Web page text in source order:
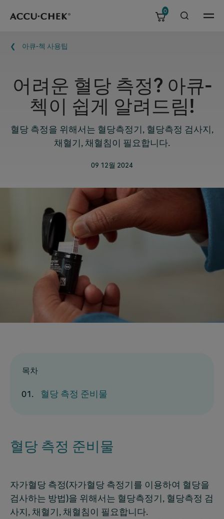
Skip navigation Menu
0
이동 경로
아큐-첵 사용팁
어려운 혈당 측정? 아큐-
첵이 쉽게 알려드림!
혈당 측정을 위해서는 혈당측정기, 혈당측정 검사지,
채혈기, 채혈침이 필요합니다.
09 12월 2024
목차
혈당 측정 준비물
혈당 측정 준비물
자가혈당 측정(자가혈당 측정기를 이용하여 혈당을
검사하는 방법)을 위해서는 혈당측정기, 혈당측정 검
사지, 채혈기, 채혈침이 필요합니다.